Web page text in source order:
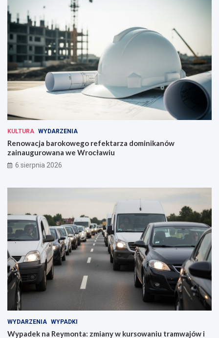
KULTURA WYDARZENIA
Renowacja barokowego refektarza dominikanów
zainaugurowana we Wrocławiu
6 sierpnia 2026
WYDARZENIA WYPADKI
Wypadek na Reymonta: zmiany w kursowaniu tramwajów i